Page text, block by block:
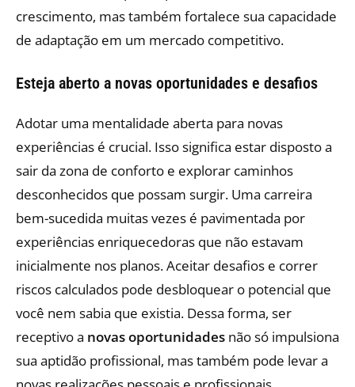
crescimento, mas também fortalece sua capacidade
de adaptação em um mercado competitivo.
Esteja aberto a novas oportunidades e desafios
Adotar uma mentalidade aberta para novas
experiências é crucial. Isso significa estar disposto a
sair da zona de conforto e explorar caminhos
desconhecidos que possam surgir. Uma carreira
bem-sucedida muitas vezes é pavimentada por
experiências enriquecedoras que não estavam
inicialmente nos planos. Aceitar desafios e correr
riscos calculados pode desbloquear o potencial que
você nem sabia que existia. Dessa forma, ser
receptivo a novas oportunidades não só impulsiona
sua aptidão profissional, mas também pode levar a